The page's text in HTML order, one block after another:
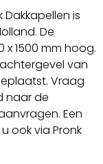
is
De
1500 mm hoog.
van
Vraag
naar de
Een
ook via Pronk